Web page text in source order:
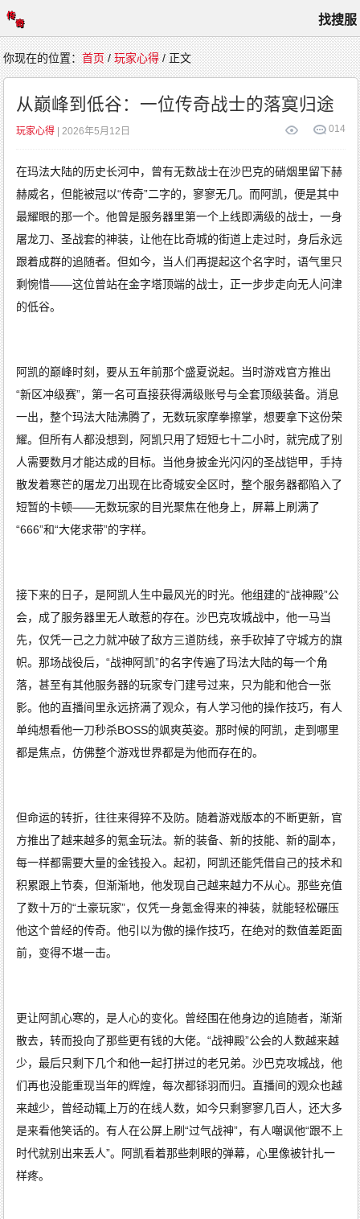
找搜服
首
页
游
戏
攻
略
高
手
进
阶
玩
家
心
得
新
闻
综
合
你现在的位置：首页/玩家心得/ 正文
从巅峰到低谷：一位传奇战士的落寞归途
14
0
玩家心得 | 2026年5月12日
在玛法大陆的历史长河中，曾有无数战士在沙巴克的硝烟里留下赫
赫威名，但能被冠以“传奇”二字的，寥寥无几。而阿凯，便是其中
最耀眼的那一个。他曾是服务器里第一个上线即满级的战士，一身
屠龙刀、圣战套的神装，让他在比奇城的街道上走过时，身后永远
跟着成群的追随者。但如今，当人们再提起这个名字时，语气里只
剩惋惜——这位曾站在金字塔顶端的战士，正一步步走向无人问津
的低谷。
阿凯的巅峰时刻，要从五年前那个盛夏说起。当时游戏官方推出
“新区冲级赛”，第一名可直接获得满级账号与全套顶级装备。消息
一出，整个玛法大陆沸腾了，无数玩家摩拳擦掌，想要拿下这份荣
耀。但所有人都没想到，阿凯只用了短短七十二小时，就完成了别
人需要数月才能达成的目标。当他身披金光闪闪的圣战铠甲，手持
散发着寒芒的屠龙刀出现在比奇城安全区时，整个服务器都陷入了
短暂的卡顿——无数玩家的目光聚焦在他身上，屏幕上刷满了
“666”和“大佬求带”的字样。
接下来的日子，是阿凯人生中最风光的时光。他组建的“战神殿”公
会，成了服务器里无人敢惹的存在。沙巴克攻城战中，他一马当
先，仅凭一己之力就冲破了敌方三道防线，亲手砍掉了守城方的旗
帜。那场战役后，“战神阿凯”的名字传遍了玛法大陆的每一个角
落，甚至有其他服务器的玩家专门建号过来，只为能和他合一张
影。他的直播间里永远挤满了观众，有人学习他的操作技巧，有人
单纯想看他一刀秒杀BOSS的飒爽英姿。那时候的阿凯，走到哪里
都是焦点，仿佛整个游戏世界都是为他而存在的。
但命运的转折，往往来得猝不及防。随着游戏版本的不断更新，官
方推出了越来越多的氪金玩法。新的装备、新的技能、新的副本，
每一样都需要大量的金钱投入。起初，阿凯还能凭借自己的技术和
积累跟上节奏，但渐渐地，他发现自己越来越力不从心。那些充值
了数十万的“土豪玩家”，仅凭一身氪金得来的神装，就能轻松碾压
他这个曾经的传奇。他引以为傲的操作技巧，在绝对的数值差距面
前，变得不堪一击。
更让阿凯心寒的，是人心的变化。曾经围在他身边的追随者，渐渐
散去，转而投向了那些更有钱的大佬。“战神殿”公会的人数越来越
少，最后只剩下几个和他一起打拼过的老兄弟。沙巴克攻城战，他
们再也没能重现当年的辉煌，每次都铩羽而归。直播间的观众也越
来越少，曾经动辄上万的在线人数，如今只剩寥寥几百人，还大多
是来看他笑话的。有人在公屏上刷“过气战神”，有人嘲讽他“跟不上
时代就别出来丢人”。阿凯看着那些刺眼的弹幕，心里像被针扎一
样疼。